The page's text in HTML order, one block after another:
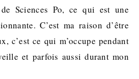
Sciences Po, ce qui est une
C’est ma raison d’être
c’est ce qui m’occupe pendant
et parfois aussi durant mon